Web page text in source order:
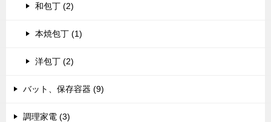
和包丁 (2)
本焼包丁 (1)
洋包丁 (2)
バット、保存容器 (9)
調理家電 (3)